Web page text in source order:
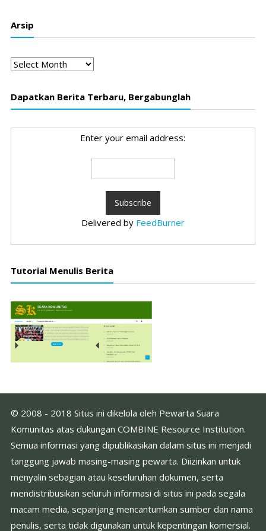
Arsip
Arsip
Dapatkan Berita Terbaru, Bergabunglah
Enter your email address:
Delivered by FeedBurner
Tutorial Menulis Berita
© 2008 - 2018 Situs ini dikelola oleh Pewarta Suara
Komunitas atas dukungan COMBINE Resource Institution.
Semua informasi yang dipublikasikan dalam situs ini menjadi
tanggung jawab masing-masing pewarta. Diizinkan untuk
menyalin sebagian atau keseluruhan dokumen, serta
mendistribusikan seluruh informasi di situs ini pada segala
macam media, sepanjang mencantumkan sumber dan nama
penulis, serta tidak digunakan untuk kepentingan komersial.